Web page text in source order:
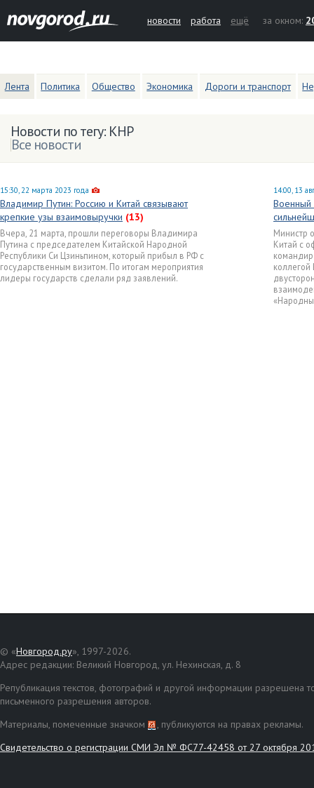
новости работа ещё за окном:
Лента Политика Общество Экономика Дороги и транспорт
Новости по тегу: КНР
Все новости
15:30, 22 марта 2023 года
Владимир Путин: Россию и Китай связывают
крепкие узы взаимовыручки (13)
Вчера, 21 марта, прошли переговоры Владимира
Путина с председателем Китайской Народной
Республики Си Цзиньпином, который прибыл в РФ с
государственным визитом. По итогам мероприятия
лидеры государств сделали ряд заявлений.
14:00, 13
Военный
Министр
Китай с
© «Новгород.ру», 1997-2026.
Адрес редакции: Великий Новгород, ул. Нехинская, д. 8
Републикация текстов, фотографий и другой информации разрешена
письменного разрешения авторов.
Материалы, помеченные значком
, публикуются на правах рекламы.
Свидетельство о регистрации СМИ Эл № ФС77-42458 от 27 октября